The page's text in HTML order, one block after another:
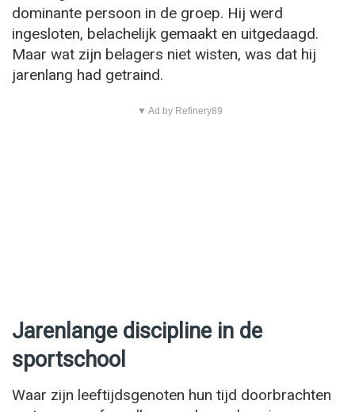
dominante persoon in de groep. Hij werd
ingesloten, belachelijk gemaakt en uitgedaagd.
Maar wat zijn belagers niet wisten, was dat hij
jarenlang had getraind.
▼ Ad by Refinery89
Jarenlange discipline in de
sportschool
Waar zijn leeftijdsgenoten hun tijd doorbrachten